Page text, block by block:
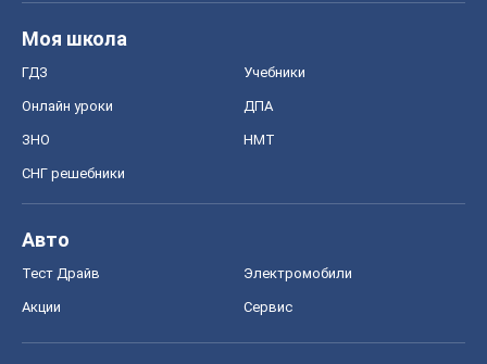
Моя школа
ГДЗ Учебники
Онлайн уроки ДПА
ЗНО НМТ
СНГ решебники
Авто
Тест Драйв Электромобили
Акции Сервис